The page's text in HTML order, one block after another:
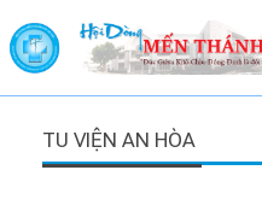
to
content
TU VIỆN AN HÒA